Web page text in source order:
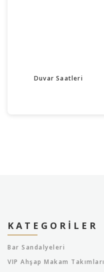
Duvar Saatleri
KATEGORILER
Bar Sandalyeleri
VIP Ahşap Makam Takımları